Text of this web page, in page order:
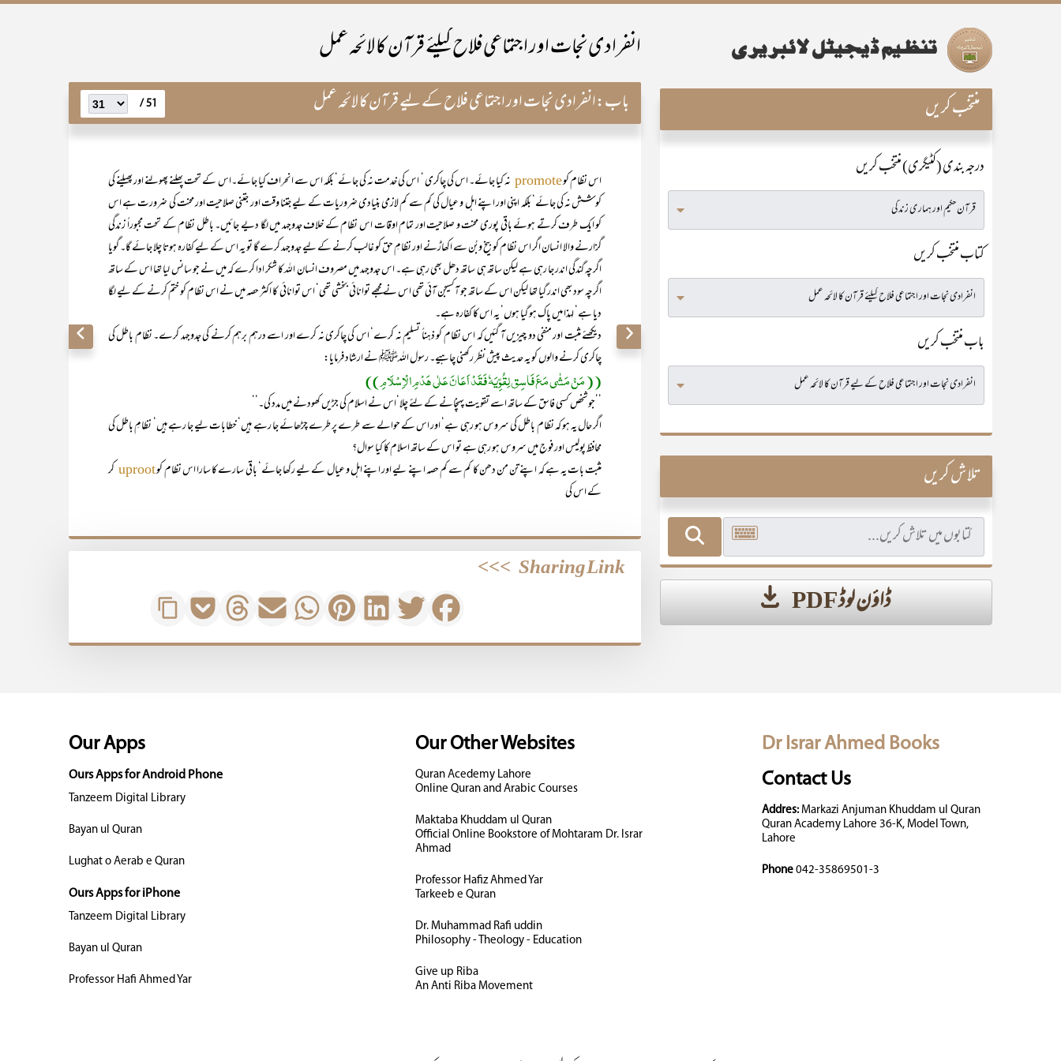
انفرادی نجات اور اجتماعی فلاح کیلئے قرآن کا لائحہ عمل
باب:انفرادی نجات اور اجتماعی فلاح کے لیے قرآن کا لائحہ عمل 51 /
اس نظام کوpromote نہ کیا جائے۔ اس کی چاکری ‘ اس کی خدمت نہ کی جائے‘ بلکہ اس سے انحراف کیا جائے۔اس کے تحت پھلنے پھولنے اور پھیلنے کی
کوشش نہ کی جائے‘ بلکہ اپنی اور اپنے اہل و عیال کی کم سے کم لازمی بنیادی ضروریات کے لیے جتنا وقت اور جتنی صلاحیت اور محنت کی ضرورت ہے اس
کو ایک طرف کرتے ہوئے باقی پوری محنت و صلاحیت اور تمام اوقات اس نظام کے خلاف جدوجہد میں لگا دیے جائیں۔ باطل نظام کے تحت مجبوراً زندگی
گزارنے والا انسان اگر اس نظام کو بیخ وبُن سے اکھاڑنے اور نظامِ حق کو غالب کرنے کے لیے جدوجہد کرے گا تو یہ اس کے لیے کفارہ ہوتا چلا جائے گا۔ گویا
اگرچہ گندگی اندر جا رہی ہے لیکن ساتھ ہی ساتھ دھل بھی رہی ہے۔ اس جدوجہد میں مصروف انسان اللہ کا شکر ادا کرے کہ میں نے جو سانس لیا تھا اس کے ساتھ
اگرچہ سود بھی اندر گیا تھا لیکن اس کے ساتھ جو آکسیجن آئی تھی اس نے مجھے توانائی بخشی تھی‘ اس توانائی کا اکثر حصہ میں نے اس نظام کو ختم کرنے کے لیے لگا
دیا ہے‘ لہذا میں پاک ہو گیا ہوں‘ یہ اس کا کفارہ ہے۔
دیکھئے مثبت اور منفی دو چیزیں آ گئیں کہ اس نظام کو ذہناً تسلیم نہ کرے‘ اس کی چاکری نہ کرے اور اسے درہم برہم کرنے کی جدوجہد کرے۔ نظام باطل کی
چاکری کرنے والوں کو یہ حدیث پیش نظر رکھنی چاہیے۔ رسول اللہﷺ نے ارشاد فرمایا:
(( مَنْ مَشٰی مَعَ فَاسِق لِقُوِّیَہٗ فَقَدْ اَعَانَ عَلٰی ھَدْمِ الْاِسْلَامِ ))
’’جو شخص کسی فاسق کے ساتھ اسے تقویت پہنچانے کے لئے چلا‘اس نے اسلام کی جڑیں کھودنے میں مدد کی۔‘‘
اگر حال یہ ہو کہ نظام باطل کی سروس ہو رہی ہے‘ اور اس کے حوالے سے طرے پر طرے چڑھائے جا رہے ہیں‘ خطابات لیے جا رہے ہیں‘ نظامِ باطل کی
محافظ پولیس اور فوج میں سروس ہو رہی ہے تو اس کے ساتھ اسلام کا کیا سوال؟
مثبت بات یہ ہے کہ اپنے تن من دھن کا کم سے کم حصہ اپنے لیے اور اپنے اہل و عیال کے لیے رکھا جائے‘ باقی سارے کا سارا اس نظام کوuproot کر
کے اس کی
Sharing Link
>>>
منتخب کریں
درجہ بندی (کٹیگری) منتخب کریں
کتاب منتخب کریں
باب منتخب کریں
تلاش کریں
ڈاؤن لوڈ PDF
Dr Israr Ahmed Books
Contact Us
Addres:Markazi Anjuman Khuddam ul Quran
Quran Academy Lahore 36-K, Model Town,
Lahore
Phone 042-35869501-3
Our Other Websites
Quran Acedemy Lahore
Online Quran and Arabic Courses
Maktaba Khuddam ul Quran
Official Online Bookstore of Mohtaram Dr. Israr
Ahmad
Professor Hafiz Ahmed Yar
Tarkeeb e Quran
Dr. Muhammad Rafi uddin
Philosophy - Theology - Education
Give up Riba
An Anti Riba Movement
Our Apps
Ours Apps for Android Phone
Tanzeem Digital Library
Bayan ul Quran
Lughat o Aerab e Quran
Ours Apps for iPhone
Tanzeem Digital Library
Bayan ul Quran
Professor Hafi Ahmed Yar